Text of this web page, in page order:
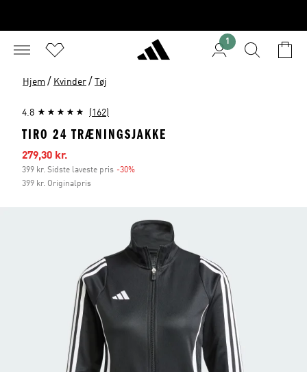
1
Hjem / Kvinder / Tøj
4.8 (162)
TIRO 24 TRÆNINGSJAKKE
Udsalgspris
279,30 kr.
399 kr. Sidste laveste pris -30%
399 kr. Originalpris